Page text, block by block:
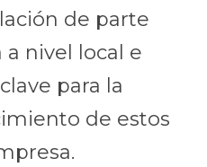
de parte
nivel local e
para la
de estos